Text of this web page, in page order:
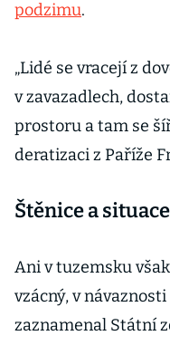
podzimu.
„Lidé se vracejí z
v zavazadlech,
prostoru a tam se
deratizaci z Paříže
Štěnice a
Ani v tuzemsku
vzácný, v
zaznamenal Státní